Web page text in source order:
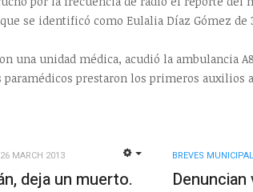
se identificó como Eulalia Díaz Gómez de
una unidad médica, acudió la ambulancia
paramédicos prestaron los primeros
MARCH 2013
deja un muerto.
BREVES